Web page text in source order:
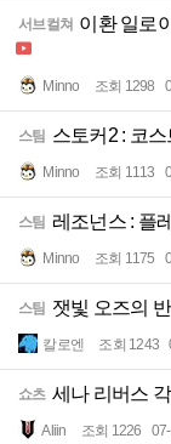
서브컬쳐 이환 일로
Minno 조회 1298
스팀 스토커2 : 코
Minno 조회 1113
스팀 레조넌스 : 플
Minno 조회 1175
스팀 잿빛 오즈의
칼로엔 조회 1243
쇼츠 세나 리버스
Aliin 조회 1226